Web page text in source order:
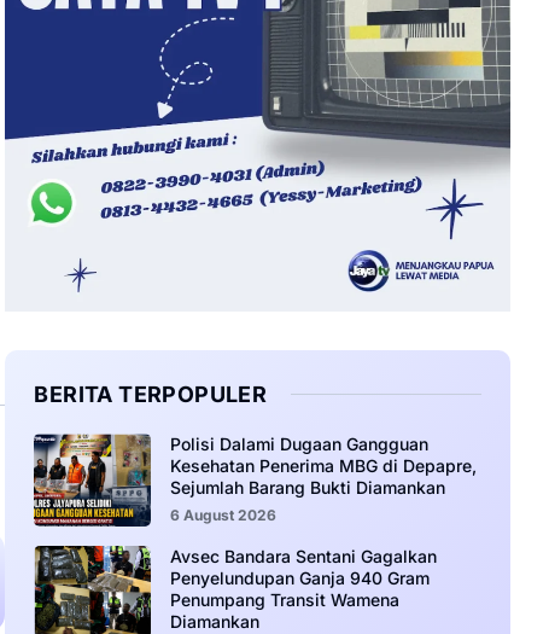
BERITA TERPOPULER
‎Polisi Dalami Dugaan Gangguan
Kesehatan Penerima MBG di Depapre,
Sejumlah Barang Bukti Diamankan
6 August 2026
Avsec Bandara Sentani Gagalkan
Penyelundupan Ganja 940 Gram
Penumpang Transit Wamena
Diamankan